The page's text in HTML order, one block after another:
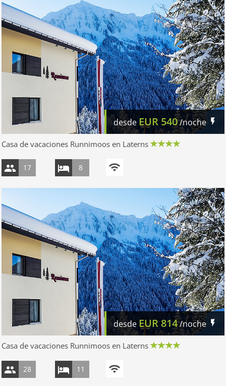
desde EUR540/noche
Casa de vacaciones Runnimoos en Laterns
17 8
desde EUR814/noche
Casa de vacaciones Runnimoos en Laterns
28 11